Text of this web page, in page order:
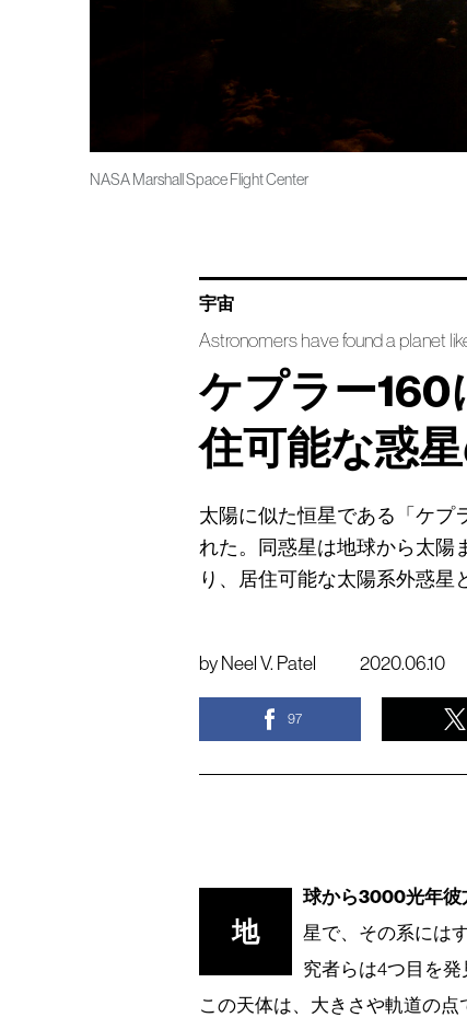
NASA Marshall Space Flight Center
宇宙
Astronomers have found a planet
ケプラー160
住可能な惑
太陽に似た恒星である「ケプ
れた。同惑星は地球から太陽
り、居住可能な太陽系外惑星
by Neel V. Patel 2020.06.10
97
地
球から3000光年彼
星で、その系には
究者らは4つ目を発
この天体は、大きさや軌道の